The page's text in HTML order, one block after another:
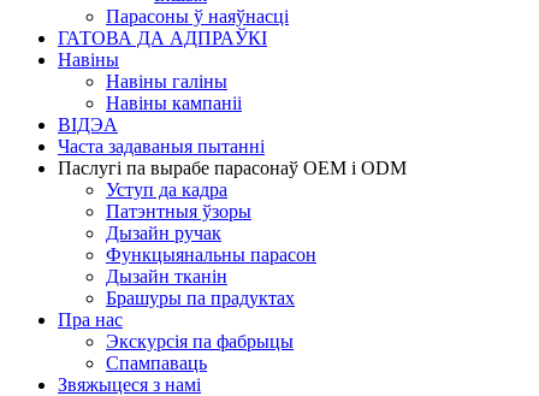
Парасоны ў наяўнасці
ГАТОВА ДА АДПРАЎКІ
Навіны
Навіны галіны
Навіны кампаніі
ВІДЭА
Часта задаваныя пытанні
Паслугі па вырабе парасонаў OEM і ODM
Уступ да кадра
Патэнтныя ўзоры
Дызайн ручак
Функцыянальны парасон
Дызайн тканін
Брашуры па прадуктах
Пра нас
Экскурсія па фабрыцы
Спампаваць
Звяжыцеся з намі